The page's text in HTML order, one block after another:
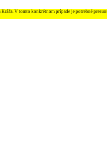
Kráľa. V tomto konkrétnom prípade je potrebné